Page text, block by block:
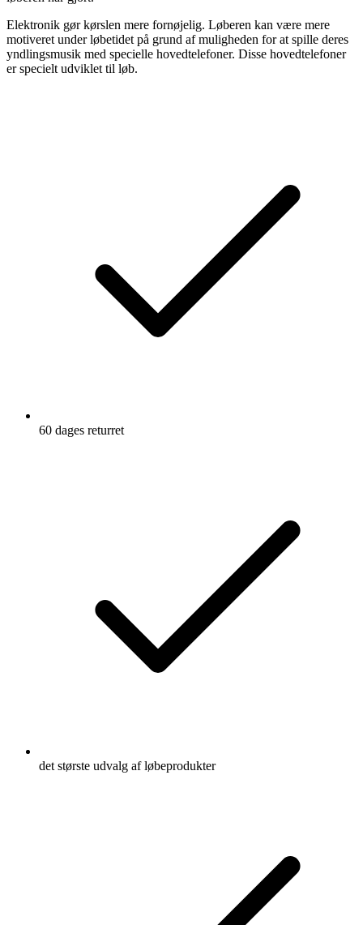
Elektronik gør kørslen mere fornøjelig. Løberen kan være mere
motiveret under løbetidet på grund af muligheden for at spille deres
yndlingsmusik med specielle hovedtelefoner. Disse hovedtelefoner
er specielt udviklet til løb.
60 dages returret
det største udvalg af løbeprodukter